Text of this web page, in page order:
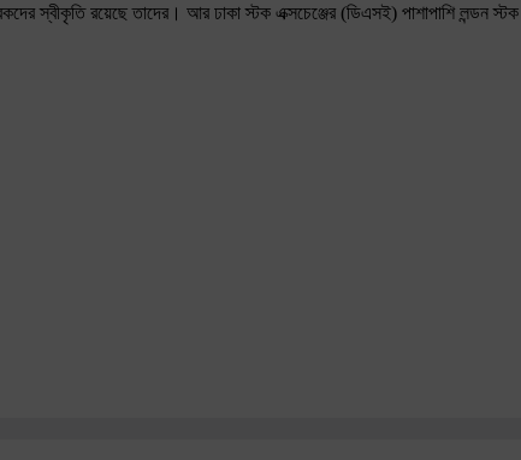
স্বীকৃতি রয়েছে তাদের। আর ঢাকা স্টক এক্সচেঞ্জের (ডিএসই) পাশাপাশি লন্ডন স্টক